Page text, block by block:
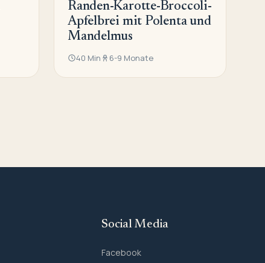
Randen-Karotte-Broccoli-
Apfelbrei mit Polenta und
Mandelmus
40 Min 6-9 Monate
Social Media
Facebook